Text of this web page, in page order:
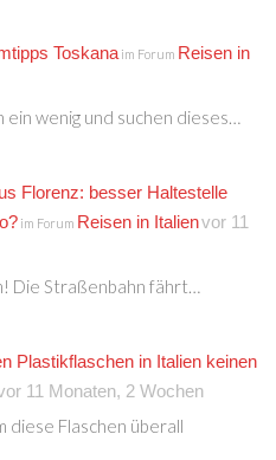
Toskana im Forum Reisen in
wenig und suchen dieses…
Florenz: besser Haltestelle
im Forum Reisen in Italienvor 11
Die Straßenbahn fährt…
Plastikflaschen in Italien keinen
11 Monaten, 2 Wochen
diese Flaschen überall